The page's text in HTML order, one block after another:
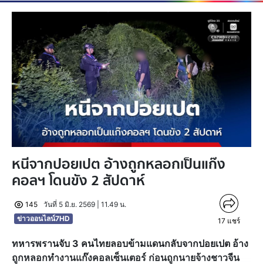
หนีจากปอยเปต อ้างถูกหลอกเป็นแก๊ง
คอลฯ โดนขัง 2 สัปดาห์
145
วันที่ 5 มิ.ย. 2569 | 11.49 น.
ข่าวออนไลน์7HD
17 แชร์
ทหารพรานจับ 3 คนไทยลอบข้ามแดนกลับจากปอยเปต อ้าง
ถูกหลอกทำงานแก๊งคอลเซ็นเตอร์ ก่อนถูกนายจ้างชาวจีน